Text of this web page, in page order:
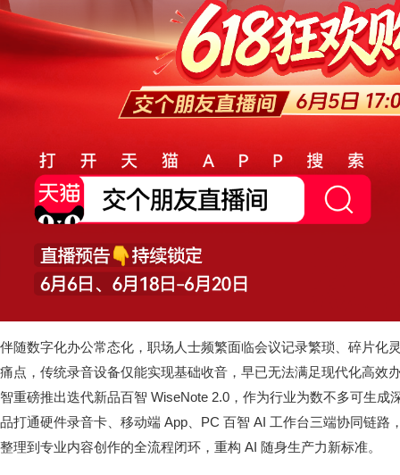
伴随数字化办公常态化，职场人士频繁面临会议记录繁琐、碎片化
痛点，传统录音设备仅能实现基础收音，早已无法满足现代化高效
智重磅推出迭代新品百智 WiseNote 2.0，作为行业为数不多可生成
品打通硬件录音卡、移动端 App、PC 百智 AI 工作台三端协同链路
整理到专业内容创作的全流程闭环，重构 AI 随身生产力新标准。